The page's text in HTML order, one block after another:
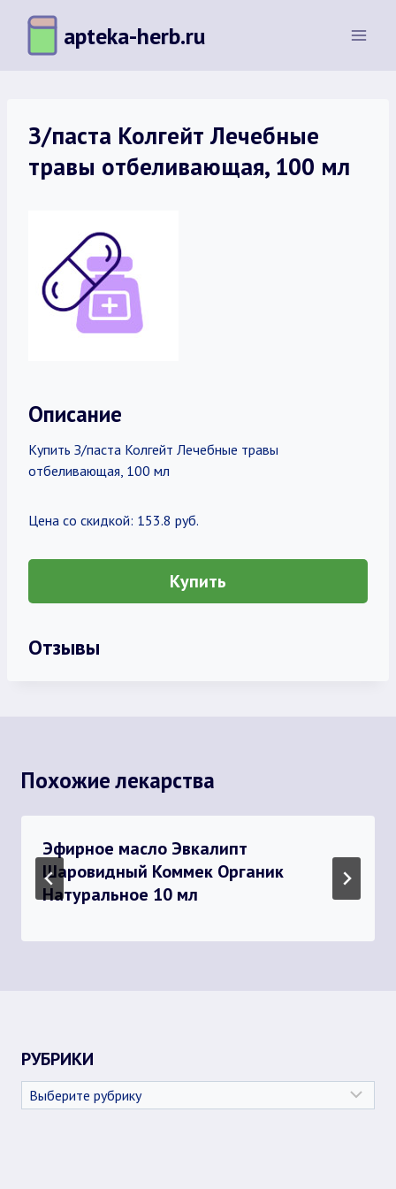
Перейти
содержимому
apteka-herb.ru
З/паста Колгейт Лечебные
травы отбеливающая, 100 мл
Описание
Купить З/паста Колгейт Лечебные травы
отбеливающая, 100 мл
Цена со скидкой: 153.8 руб.
Купить
Отзывы
Похожие лекарства
Эфирное масло Эвкалипт
Шаровидный Коммек Органик
Натуральное 10 мл
РУБРИКИ
Рубрики